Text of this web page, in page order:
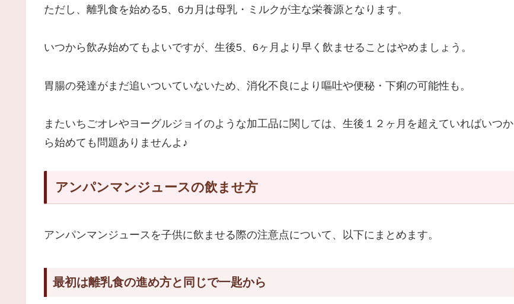
ただし、離乳食を始める5、6カ月は母乳・ミルクが主な栄養源となります。
いつから飲み始めてもよいですが、生後5、6ヶ月より早く飲ませることはやめましょう。
胃腸の発達がまだ追いついていないため、消化不良により嘔吐や便秘・下痢の可能性も。
またいちごオレやヨーグルジョイのような加工品に関しては、生後１２ヶ月を超えていればいつか
ら始めても問題ありませんよ♪
アンパンマンジュースの飲ませ方
アンパンマンジュースを子供に飲ませる際の注意点について、以下にまとめます。
最初は離乳食の進め方と同じで一匙から